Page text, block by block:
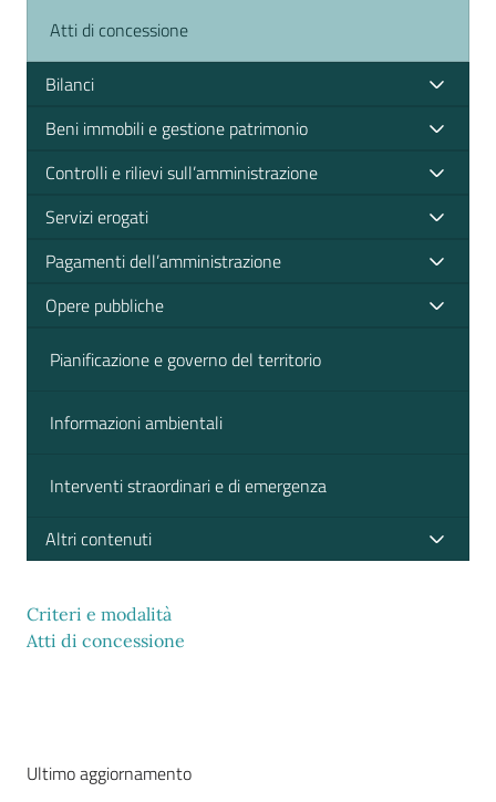
Atti di concessione
Bilanci
Beni immobili e gestione patrimonio
Controlli e rilievi sull’amministrazione
Servizi erogati
Pagamenti dell’amministrazione
Opere pubbliche
Pianificazione e governo del territorio
Informazioni ambientali
Interventi straordinari e di emergenza
Altri contenuti
Criteri e modalità
Atti di concessione
Ultimo aggiornamento